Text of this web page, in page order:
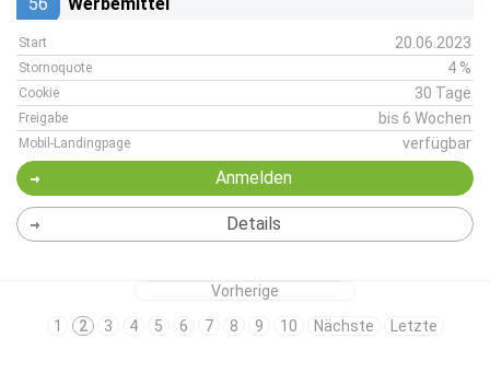
Start 20.06.2023
Stornoquote 4 %
Cookie 30 Tage
Freigabe bis 6 Wochen
Mobil-Landingpage verfügbar
Anmelden
Details
Vorherige
1
2 3 4 5 6 7 8 9 10 Nächste Letzte